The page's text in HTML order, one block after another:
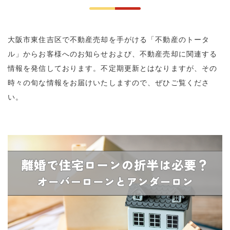
大阪市東住吉区で不動産売却を手がける「不動産のトータ
ル」からお客様へのお知らせおよび、不動産売却に関連する
情報を発信しております。不定期更新とはなりますが、その
時々の旬な情報をお届けいたしますので、ぜひご覧くださ
い。